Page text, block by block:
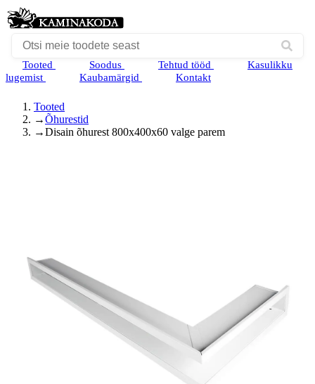
Tooted Soodus Tehtud tööd
Kasulikku
lugemist
Kaubamärgid Kontakt
Tooted
→Õhurestid
→Disain õhurest 800x400x60 valge parem